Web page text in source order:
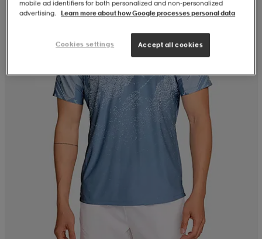
mobile ad identifiers for both personalized and non‑personalized
advertising.
Learn more about how Google processes personal data
Cookies settings Accept all cookies